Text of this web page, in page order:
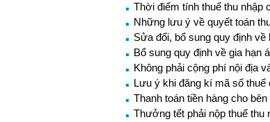
Thời điểm tính thuế thu nhập
Những lưu ý về quyết toán
Sửa đổi, bổ sung quy định
Bổ sung quy định về gia hạn
Không phải cộng phí nội địa
Lưu ý khi đăng kí mã số thuế
Thanh toán tiền hàng cho
Thưởng tết phải nộp thuế thu